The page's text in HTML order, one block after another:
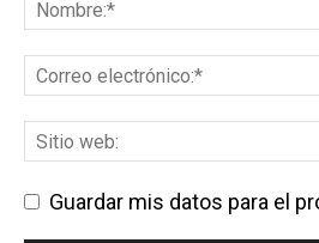
Guardar mis datos para el